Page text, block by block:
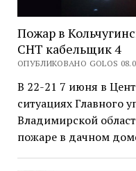
Пожар в
СНТ кабельщик 4
ОПУБЛИКОВАНО GOLOS
В 22-21 7 июня в
ситуациях Главного
Владимирской
пожаре в дачном